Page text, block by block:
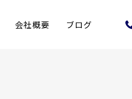
会社概要 ブログ